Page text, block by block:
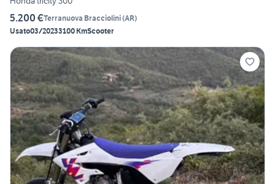
5.200 €Terranuova Bracciolini(AR)
Usato03/20233100 KmScooter